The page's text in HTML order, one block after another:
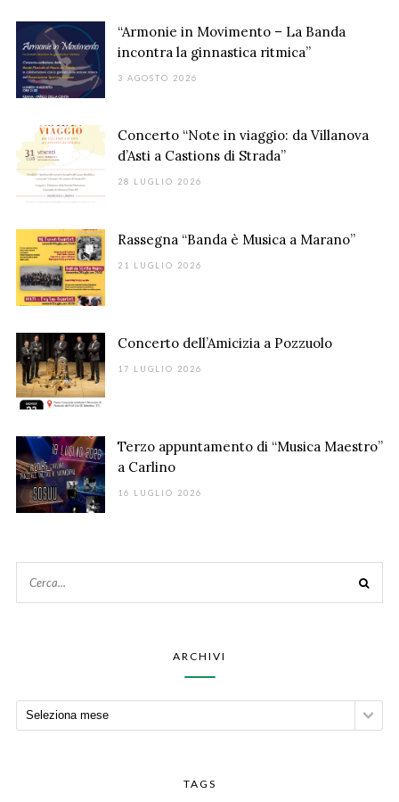
“Armonie in Movimento – La Banda
incontra la ginnastica ritmica”
3 AGOSTO 2026
Concerto “Note in viaggio: da Villanova
d’Asti a Castions di Strada”
28 LUGLIO 2026
Rassegna “Banda è Musica a Marano”
21 LUGLIO 2026
Concerto dell’Amicizia a Pozzuolo
17 LUGLIO 2026
Terzo appuntamento di “Musica Maestro”
a Carlino
16 LUGLIO 2026
ARCHIVI
TAGS